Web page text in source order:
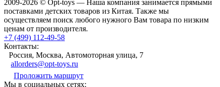
2009-2026 © Opt-toys — Наша компания занимается прямыми
поставками детских товаров из Китая. Также мы
осуществляем поиск любого нужного Вам товара по низким
ценам от производителя.
+7 (499) 112-49-58
Контакты:
Россия, Москва, Автомоторная улица, 7
allorders@opt-toys.ru
Проложить маршрут
Мы в социальных сетях: